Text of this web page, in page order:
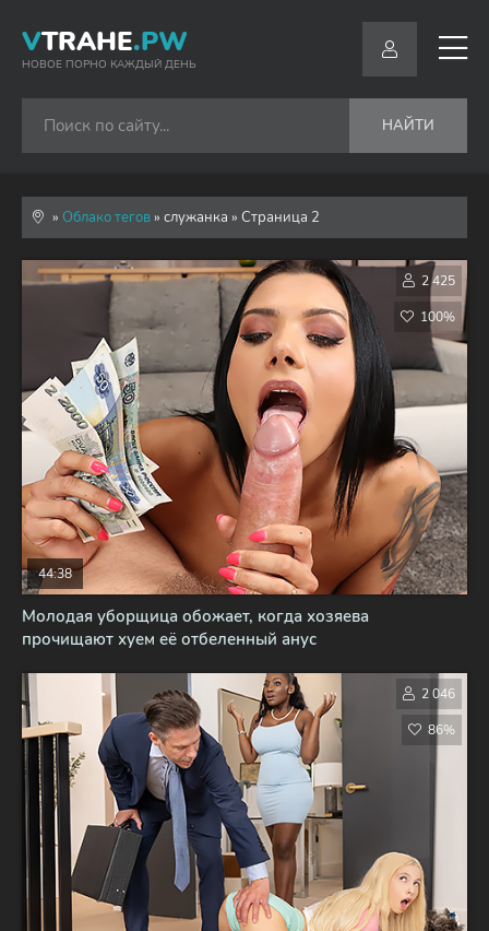
VTRAHE.PW
НОВОЕ ПОРНО КАЖДЫЙ ДЕНЬ
НАЙТИ
» Облако тегов» служанка » Страница 2
Молодая уборщица обожает, когда хозяева
прочищают хуем её отбеленный анус
44:38
2 425
100%
2 046
86%